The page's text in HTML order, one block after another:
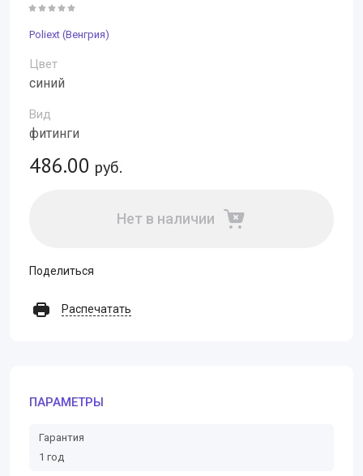
Poliext (Венгрия)
Цвет
синий
Вид
фитинги
486.00 руб.
Нет в наличии
Поделиться
Распечатать
ПАРАМЕТРЫ
Гарантия
1 год